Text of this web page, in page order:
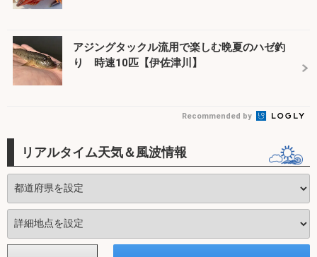
アジングタックル流用で楽しむ晩夏のハゼ釣
り 時速10匹【伊佐津川】
Recommended by
リアルタイム天気＆風波情報